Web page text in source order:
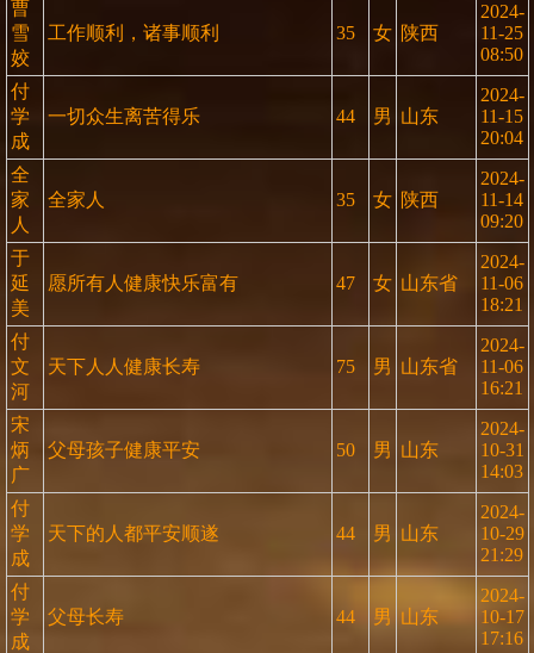
曹
雪
姣
工作顺利，诸事顺利 35 女 陕西
2024-
11-25
08:50
付
学
成
一切众生离苦得乐 44 男 山东
2024-
11-15
20:04
全
家
人
全家人 35 女 陕西
2024-
11-14
09:20
于
延
美
愿所有人健康快乐富有 47 女 山东省
2024-
11-06
18:21
付
文
河
天下人人健康长寿 75 男 山东省
2024-
11-06
16:21
宋
炳
广
父母孩子健康平安 50 男 山东
2024-
10-31
14:03
付
学
成
天下的人都平安顺遂 44 男 山东
2024-
10-29
21:29
付
学
成
父母长寿 44 男 山东
2024-
10-17
17:16